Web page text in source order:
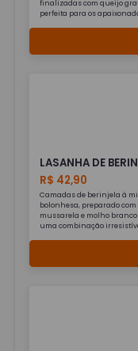
finalizadas com queijo
perfeita para os
LASANHA DE
R$ 42,90
Camadas de berinjela à
bolonhesa, preparado
mussarela e molho
uma combinação